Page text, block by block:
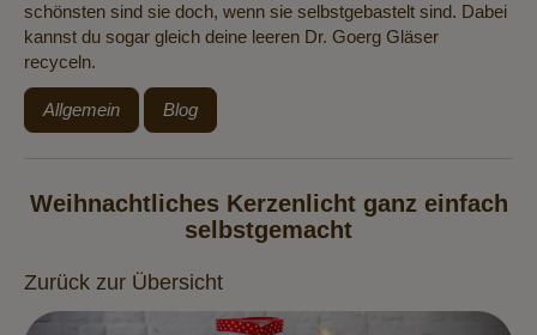
schönsten sind sie doch, wenn sie selbstgebastelt sind. Dabei
kannst du sogar gleich deine leeren Dr. Goerg Gläser
recyceln.
Allgemein Blog
Weihnachtliches Kerzenlicht ganz einfach
selbstgemacht
Zurück zur Übersicht